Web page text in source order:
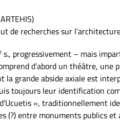
de recherches sur
s., progressivement – mais
d’abord un théâtre,
grande abside axiale est
toujours leur identification
», traditionnellement
(?) entre monuments publics